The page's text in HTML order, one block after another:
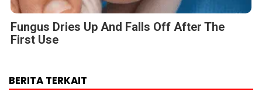
Fungus Dries Up And Falls Off After The
First Use
BERITA TERKAIT